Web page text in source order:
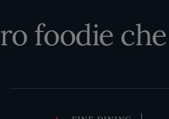
foodie che